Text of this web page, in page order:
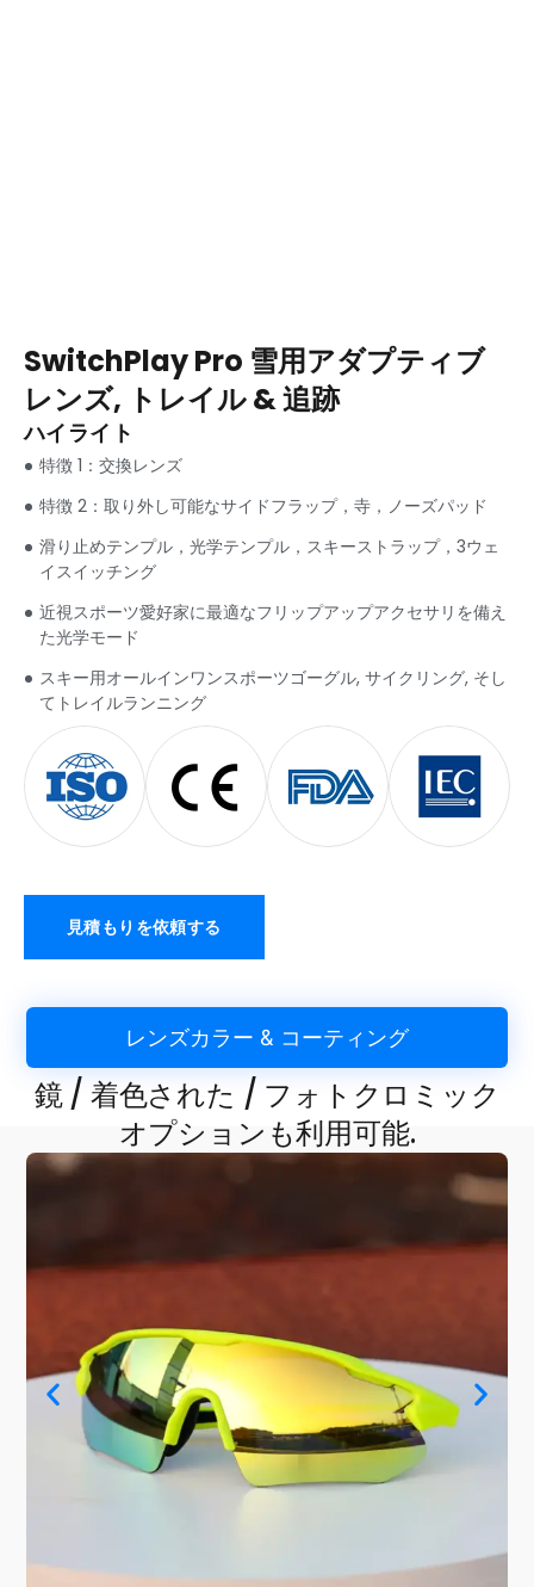
SwitchPlay Pro 雪用アダプティブ
レンズ, トレイル & 追跡
ハイライト
特徴 1：交換レンズ
特徴 2：取り外し可能なサイドフラップ，寺，ノーズパッド
滑り止めテンプル，光学テンプル，スキーストラップ，3ウェ
イスイッチング
近視スポーツ愛好家に最適なフリップアップアクセサリを備え
た光学モード
スキー用オールインワンスポーツゴーグル, サイクリング, そし
てトレイルランニング
見積もりを依頼する
レンズカラー & コーティング
鏡 / 着色された / フォトクロミック
オプションも利用可能.